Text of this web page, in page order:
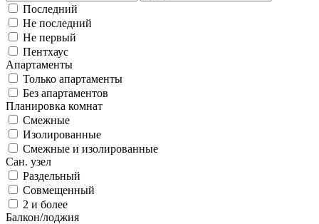
Последний
Не последний
Не первый
Пентхаус
Апартаменты
Только апартаменты
Без апартаментов
Планировка комнат
Смежные
Изолированные
Смежные и изолированные
Сан. узел
Раздельный
Совмещенный
2 и более
Балкон/лоджия